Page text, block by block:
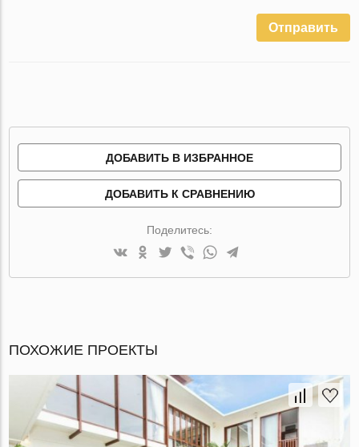
Отправить
ДОБАВИТЬ В ИЗБРАННОЕ
ДОБАВИТЬ К СРАВНЕНИЮ
Поделитесь:
ПОХОЖИЕ ПРОЕКТЫ